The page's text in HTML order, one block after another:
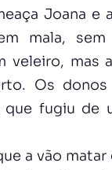
Joana e
mala, sem
veleiro, mas
Os
fugiu de
a vão